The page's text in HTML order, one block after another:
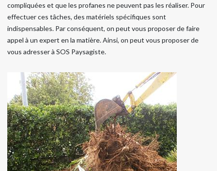
compliquées et que les profanes ne peuvent pas les réaliser. Pour
effectuer ces tâches, des matériels spécifiques sont
indispensables. Par conséquent, on peut vous proposer de faire
appel à un expert en la matière. Ainsi, on peut vous proposer de
vous adresser à SOS Paysagiste.